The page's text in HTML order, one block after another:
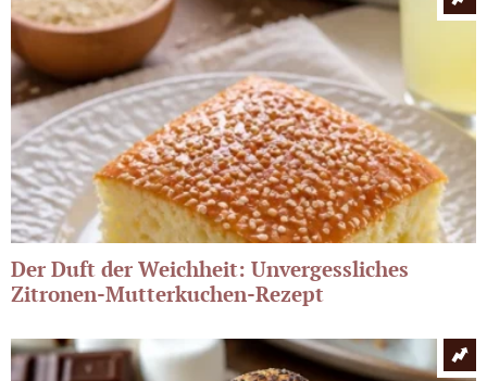
Der Duft der Weichheit: Unvergessliches
Zitronen-Mutterkuchen-Rezept